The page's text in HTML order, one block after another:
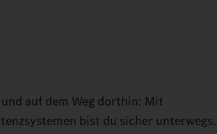
auf dem Weg dorthin: Mit
bist du sicher unterwegs.